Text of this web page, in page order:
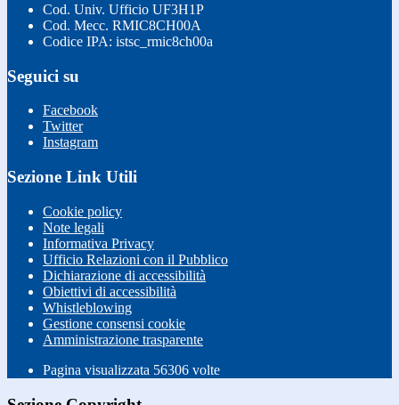
Cod. Univ. Ufficio UF3H1P
Cod. Mecc. RMIC8CH00A
Codice IPA: istsc_rmic8ch00a
Seguici su
Facebook
Twitter
Instagram
Sezione Link Utili
Cookie policy
Note legali
Informativa Privacy
Ufficio Relazioni con il Pubblico
Dichiarazione di accessibilità
Obiettivi di accessibilità
Whistleblowing
Gestione consensi cookie
Amministrazione trasparente
Pagina visualizzata 56306 volte